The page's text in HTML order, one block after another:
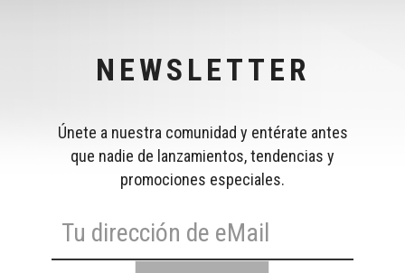
NEWSLETTER
Únete a nuestra comunidad y entérate antes
que nadie de lanzamientos, tendencias y
promociones especiales.